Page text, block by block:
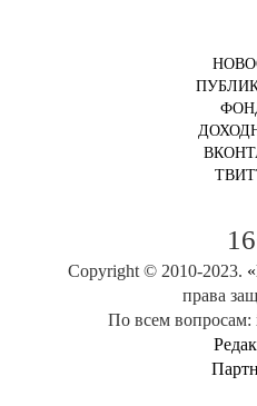
Copyright © 2010-2023.
права
По всем вопросам: